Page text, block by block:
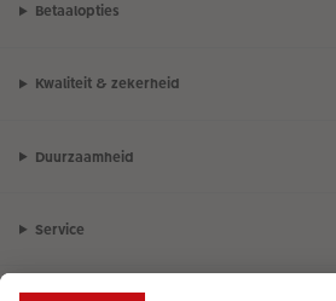
Betaalopties
Kwaliteit & zekerheid
Duurzaamheid
Service